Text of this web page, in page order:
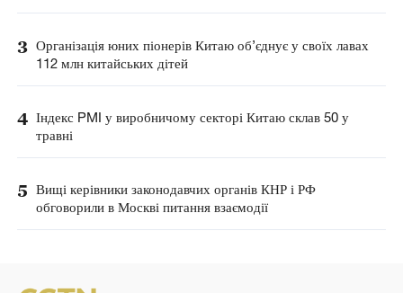
3 Організація юних піонерів Китаю об’єднує у своїх лавах
112 млн китайських дітей
4 Індекс PMI у виробничому секторі Китаю склав 50 у
травні
5 Вищі керівники законодавчих органів КНР і РФ
обговорили в Москві питання взаємодії